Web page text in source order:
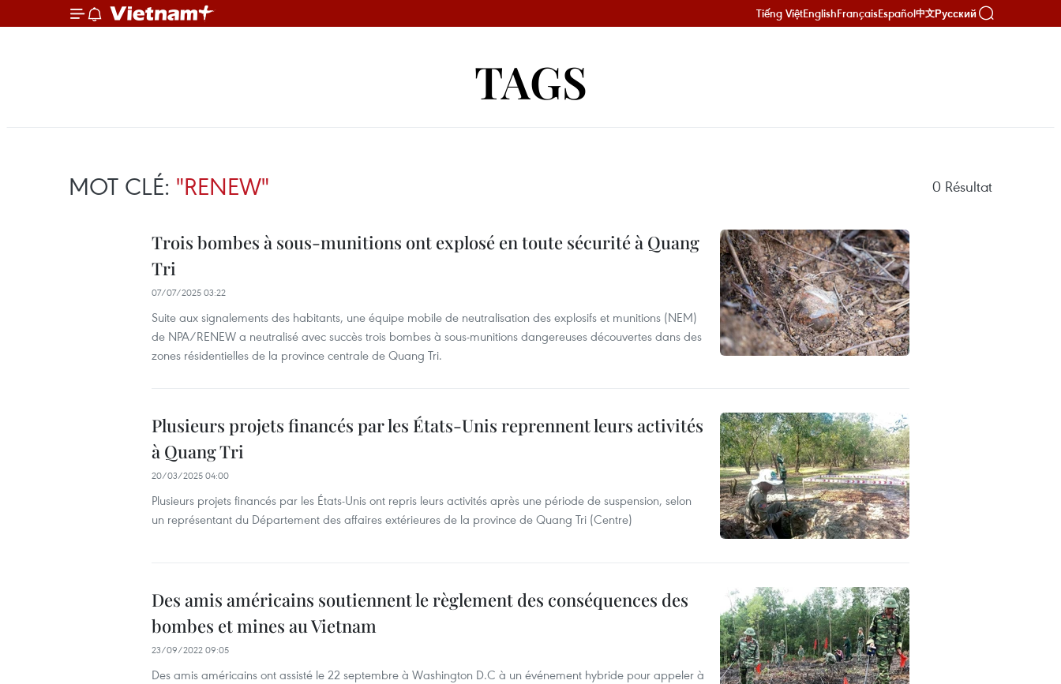
Tiếng ViệtEnglishFrançaisEspañol中文Русский
TAGS
MOT CLÉ: "RENEW" 0 Résultat
Trois bombes à sous-munitions ont explosé en toute sécurité à Quang
Tri
07/07/2025 03:22
Suite aux signalements des habitants, une équipe mobile de neutralisation des explosifs et munitions (NEM)
de NPA/RENEW a neutralisé avec succès trois bombes à sous-munitions dangereuses découvertes dans des
zones résidentielles de la province centrale de Quang Tri.
Plusieurs projets financés par les États-Unis reprennent leurs activités
à Quang Tri
20/03/2025 04:00
Plusieurs projets financés par les États-Unis ont repris leurs activités après une période de suspension, selon
un représentant du Département des affaires extérieures de la province de Quang Tri (Centre)
Des amis américains soutiennent le règlement des conséquences des
bombes et mines au Vietnam
23/09/2022 09:05
Des amis américains ont assisté le 22 septembre à Washington D.C à un événement hybride pour appeler à